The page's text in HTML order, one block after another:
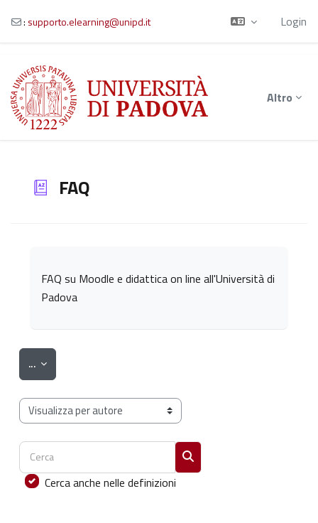
Vai al contenuto principale
: supporto.elearning@unipd.it Login
Altro
FAQ
FAQ su Moodle e didattica on line all'Università di
Padova
... Esporta voci
Sfoglia il glossario usando questo indice
Cerca
Cerca
Cerca anche nelle definizioni